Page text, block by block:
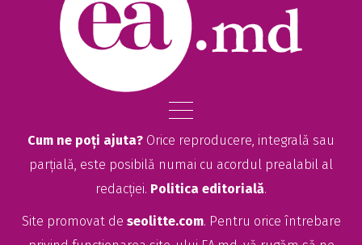
Cum ne poți ajuta? Orice reproducere, integrală sau
parțială, este posibilă numai cu acordul prealabil al
redacției. Politica editorială.
Site promovat de seolitte.com. Pentru orice întrebare